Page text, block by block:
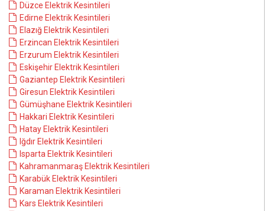
Düzce Elektrik Kesintileri
Edirne Elektrik Kesintileri
Elazığ Elektrik Kesintileri
Erzincan Elektrik Kesintileri
Erzurum Elektrik Kesintileri
Eskişehir Elektrik Kesintileri
Gaziantep Elektrik Kesintileri
Giresun Elektrik Kesintileri
Gümüşhane Elektrik Kesintileri
Hakkari Elektrik Kesintileri
Hatay Elektrik Kesintileri
Iğdır Elektrik Kesintileri
Isparta Elektrik Kesintileri
Kahramanmaraş Elektrik Kesintileri
Karabük Elektrik Kesintileri
Karaman Elektrik Kesintileri
Kars Elektrik Kesintileri